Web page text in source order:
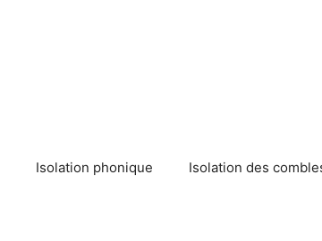
Isolation phonique Isolation des